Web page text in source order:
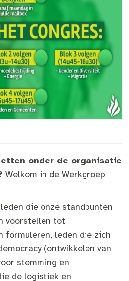
onder de organisatie
Welkom in de Werkgroep
die onze standpunten
voorstellen tot
formuleren, leden die zich
(ontwikkelen van
stemming en
de logistiek en